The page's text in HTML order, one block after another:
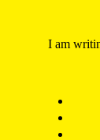
I am